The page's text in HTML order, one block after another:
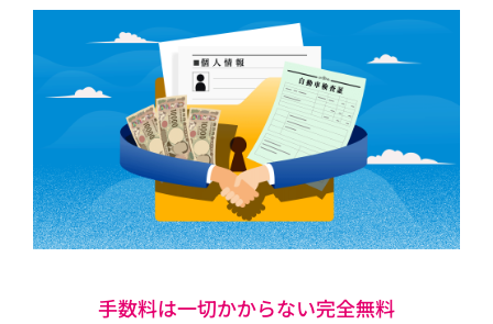
手数料は一切かからない完全無料